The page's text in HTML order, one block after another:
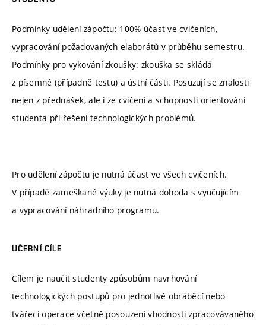
Podmínky udělení zápočtu: 100% účast ve cvičeních,
vypracování požadovaných elaborátů v průběhu semestru.
Podmínky pro vykování zkoušky: zkouška se skládá
z písemné (případně testu) a ústní části. Posuzují se znalosti
nejen z přednášek, ale i ze cvičení a schopnosti orientování
studenta při řešení technologických problémů.
Pro udělení zápočtu je nutná účast ve všech cvičeních.
V případě zameškané výuky je nutná dohoda s vyučujícím
a vypracování náhradního programu.
UČEBNÍ CÍLE
Cílem je naučit studenty způsobům navrhování
technologických postupů pro jednotlivé obráběcí nebo
tvářecí operace včetně posouzení vhodnosti zpracovávaného